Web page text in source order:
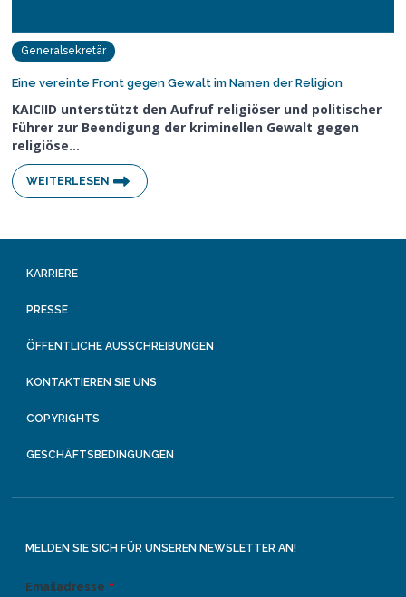
Generalsekretär
Eine vereinte Front gegen Gewalt im Namen der Religion
KAICIID unterstützt den Aufruf religiöser und politischer
Führer zur Beendigung der kriminellen Gewalt gegen
religiöse…
WEITERLESEN
KARRIERE
PRESSE
ÖFFENTLICHE AUSSCHREIBUNGEN
KONTAKTIEREN SIE UNS
COPYRIGHTS
GESCHÄFTSBEDINGUNGEN
MELDEN SIE SICH FÜR UNSEREN NEWSLETTER AN!
Emailadresse